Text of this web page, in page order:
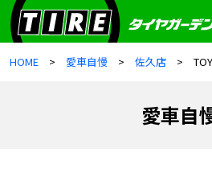
HOME 愛車自慢 佐久店
愛車自